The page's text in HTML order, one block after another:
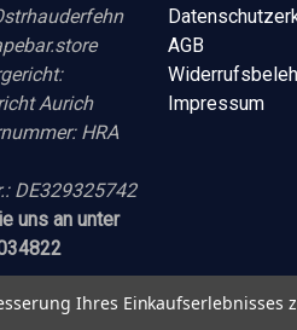
Aurich
HRA
DE329325742
uns an unter
AGB
Impressum
Ihres Einkaufserlebnisses